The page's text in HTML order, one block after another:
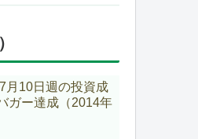
月10日週の投資成
ガー達成（2014年